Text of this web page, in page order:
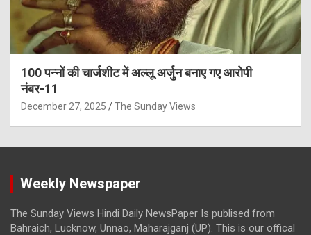
100 पन्नों की चार्जशीट में अल्लू अर्जुन बनाए गए आरोपी
नंबर-11
December 27, 2025 The Sunday Views
Weekly Newspaper
The Sunday Views Hindi Daily NewsPaper Is publised from
Bahraich, Lucknow, Unnao, Maharajganj (UP). This is our offical